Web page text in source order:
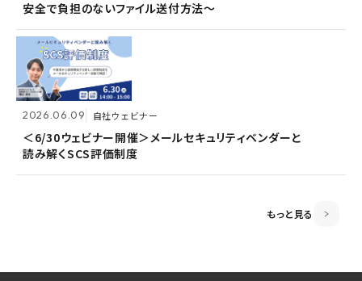
安全で負担のないファイル送付方法～
2026.06.09 自社ウェビナー
＜6/30ウェビナー開催＞メールセキュリティベンダーと
読み解くSCS評価制度
安全で負担のないファイル送付方法～
2026.06.09 自社ウェビナー
＜6/30ウェビナー開催＞メールセキュリティベンダーと
読み解くSCS評価制度
＜6/30ウェビナー開催＞メールセキュリティベンダーと
2026.04.28 共催ウェビナー
＜5/21ウェビナー開催＞ゼロトラスト思考～信用しない
もっと見る